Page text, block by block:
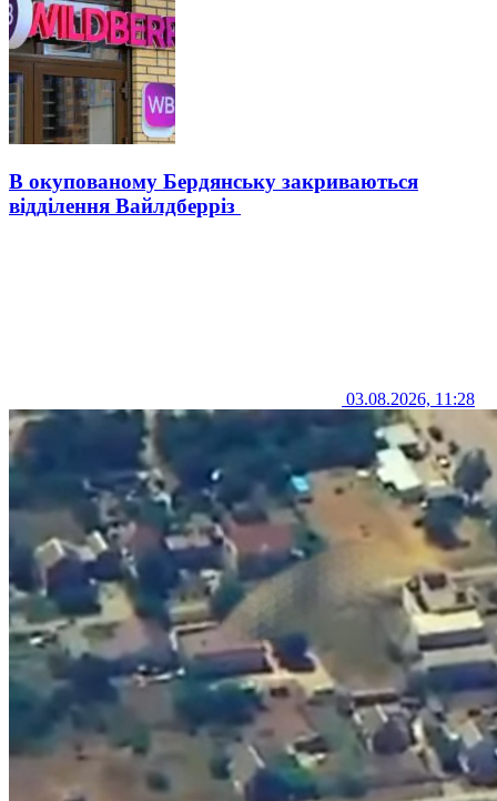
В окупованому Бердянську закриваються
відділення Вайлдберріз
03.08.2026, 11:28